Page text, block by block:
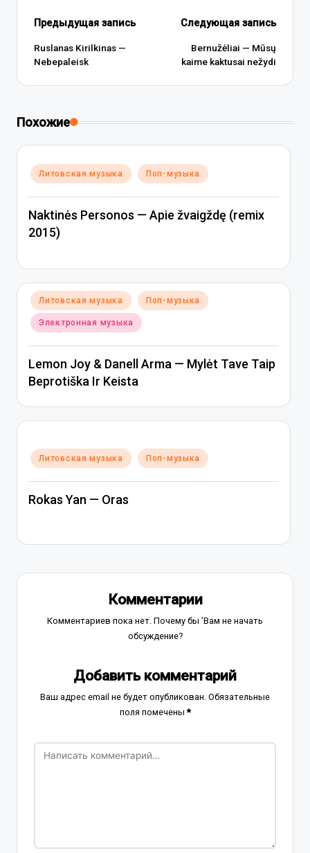
Навигация
записи
Предыдущая запись
Ruslanas Kirilkinas —
Nebepaleisk
Следующая запись
Bernužėliai — Mūsų
kaime kaktusai nežydi
Похожие
Опубликовано
Литовская музыка Поп-музыка
Naktinės Personos — Apie žvaigždę (remix
2015)
Опубликовано
Литовская музыка Поп-музыка
Электронная музыка
Lemon Joy & Danell Arma — Mylėt Tave Taip
Beprotiška Ir Keista
Опубликовано
Литовская музыка Поп-музыка
Rokas Yan — Oras
Комментарии
Комментариев пока нет. Почему бы ’Вам не начать
обсуждение?
Добавить комментарий
Ваш адрес email не будет опубликован. Обязательные
поля помечены*